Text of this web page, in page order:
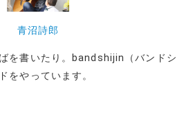
青沼詩郎
を書いたり。bandshijin（バンドシ
をやっています。